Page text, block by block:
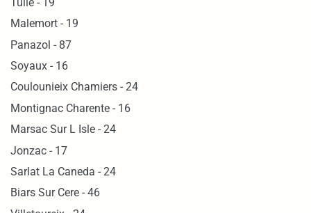
Malemort - 19
Panazol - 87
Soyaux - 16
Coulounieix Chamiers - 24
Montignac Charente - 16
Marsac Sur L Isle - 24
Jonzac - 17
Sarlat La Caneda - 24
Biars Sur Cere - 46